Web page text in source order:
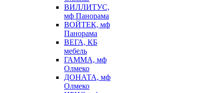
ВИЛЛИТУС,
мф Панорама
ВОЙТЕК, мф
Панорама
ВЕГА, КБ
мебель
ГАММА, мф
Олмеко
ДОНАТА, мф
Олмеко